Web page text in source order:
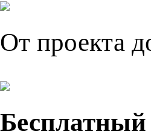
От проекта
Бесплатный